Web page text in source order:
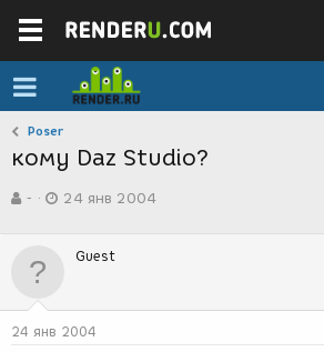
Poser
кому Daz Studio?
в
р
м
-
а
д
24 янв 2004
Guest
24 янв 2004